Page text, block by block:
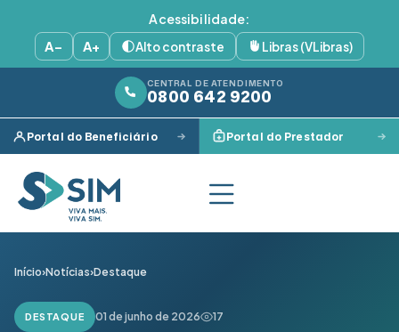
Acessibilidade:
A−
A+ Alto contraste Libras (VLibras)
CENTRAL DE ATENDIMENTO
0800 642 9200
Portal do Beneficiário Portal do Prestador
Início›Notícias›Destaque
DESTAQUE 01 de junho de 2026 17